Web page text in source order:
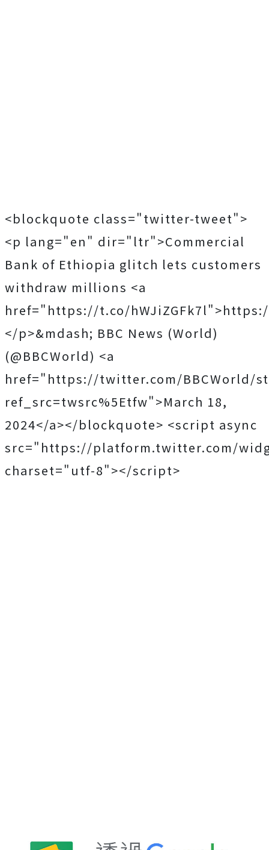
<blockquote class="twitter-tweet">
<p lang="en" dir="ltr">Commercial
Bank of Ethiopia glitch lets customers
withdraw millions <a
href="https://t.co/
</p>&mdash; BBC News (World)
(@BBCWorld) <a
href="https://twitter.com/BBCWorld/
ref_src=twsrc%5Etfw">March 18,
2024</a></blockquote> <script async
src="https://platform.twitter.com/
charset="utf-8"></script>